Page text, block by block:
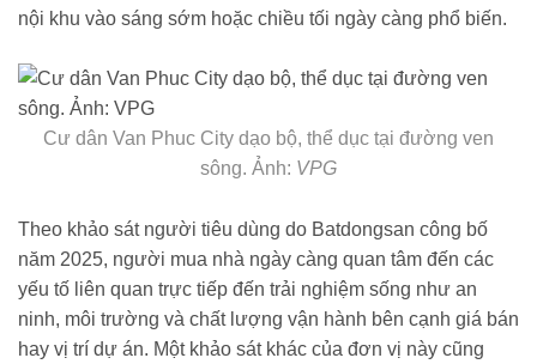
nội khu vào sáng sớm hoặc chiều tối ngày càng phổ biến.
Cư dân Van Phuc City dạo bộ, thể dục tại đường ven
sông. Ảnh: VPG
Theo khảo sát người tiêu dùng do Batdongsan công bố
năm 2025, người mua nhà ngày càng quan tâm đến các
yếu tố liên quan trực tiếp đến trải nghiệm sống như an
ninh, môi trường và chất lượng vận hành bên cạnh giá bán
hay vị trí dự án. Một khảo sát khác của đơn vị này cũng